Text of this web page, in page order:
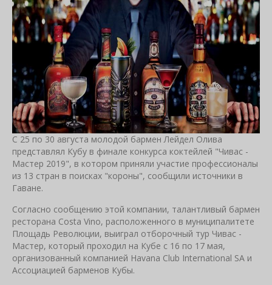
С 25 по 30 августа молодой бармен Лейдел Олива
представлял Кубу в финале конкурса коктейлей "Чивас -
Мастер 2019", в котором приняли участие профессионалы
из 13 стран в поисках "короны", сообщили источники в
Гаване.
Согласно сообщению этой компании, талантливый бармен
ресторана Costa Vino, расположенного в муниципалитете
Площадь Революции, выиграл отборочный тур Чивас -
Мастер, который проходил на Кубе с 16 по 17 мая,
организованный компанией Havana Club International SA и
Ассоциацией барменов Кубы.